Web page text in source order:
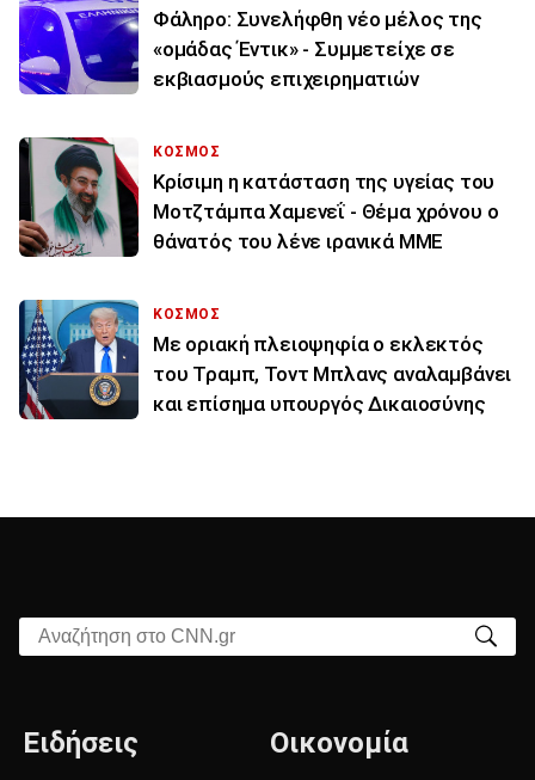
Φάληρο: Συνελήφθη νέο μέλος της
«ομάδας Έντικ» - Συμμετείχε σε
εκβιασμούς επιχειρηματιών
ΚΟΣΜΟΣ
Κρίσιμη η κατάσταση της υγείας του
Μοτζτάμπα Χαμενεΐ - Θέμα χρόνου ο
θάνατός του λένε ιρανικά ΜΜΕ
ΚΟΣΜΟΣ
Με οριακή πλειοψηφία ο εκλεκτός
του Τραμπ, Τοντ Μπλανς αναλαμβάνει
και επίσημα υπουργός Δικαιοσύνης
Αναζήτηση στο CNN.gr
Ειδήσεις Οικονομία